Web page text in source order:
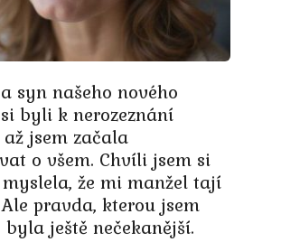
syn našeho nového
byli k nerozeznání
jsem začala
o všem. Chvíli jsem si
že mi manžel tají
pravda, kterou jsem
ještě nečekanější.